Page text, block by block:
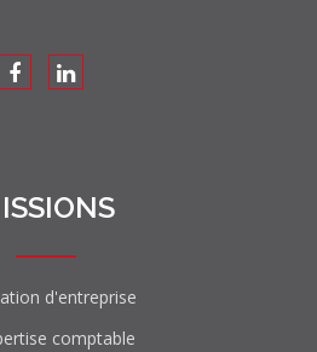
d'entreprise
comptable